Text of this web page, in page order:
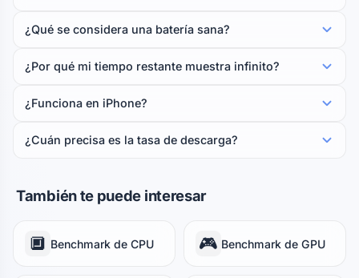
¿Qué se considera una batería sana?
¿Por qué mi tiempo restante muestra infinito?
¿Funciona en iPhone?
¿Cuán precisa es la tasa de descarga?
También te puede interesar
🔲 Benchmark de CPU 🎮 Benchmark de GPU